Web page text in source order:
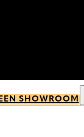
SHOWROOM